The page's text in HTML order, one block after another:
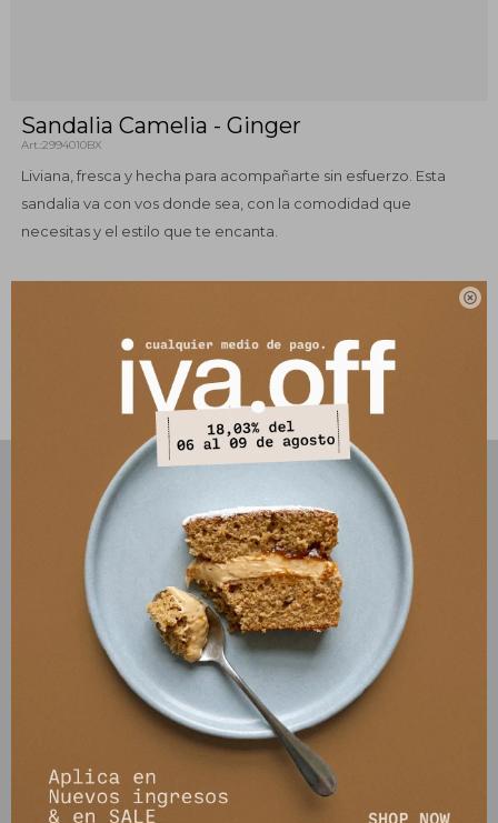

Sandalia Camelia - Ginger
2994010BX
Liviana, fresca y hecha para acompañarte sin esfuerzo. Esta
sandalia va con vos donde sea, con la comodidad que
necesitas y el estilo que te encanta.
100% cuero - Hechas en Uruguay
Este artículo está agotado.
PRODUCTOS QUE TE PUEDEN INTERESAR